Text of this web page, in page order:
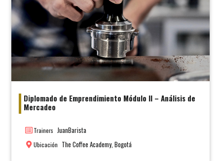
Diplomado de Emprendimiento Módulo II – Análisis de
Mercadeo
Trainers JuanBarista
Ubicación The Coffee Academy, Bogotá